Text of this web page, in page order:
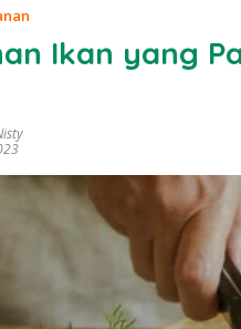
Ikan yang